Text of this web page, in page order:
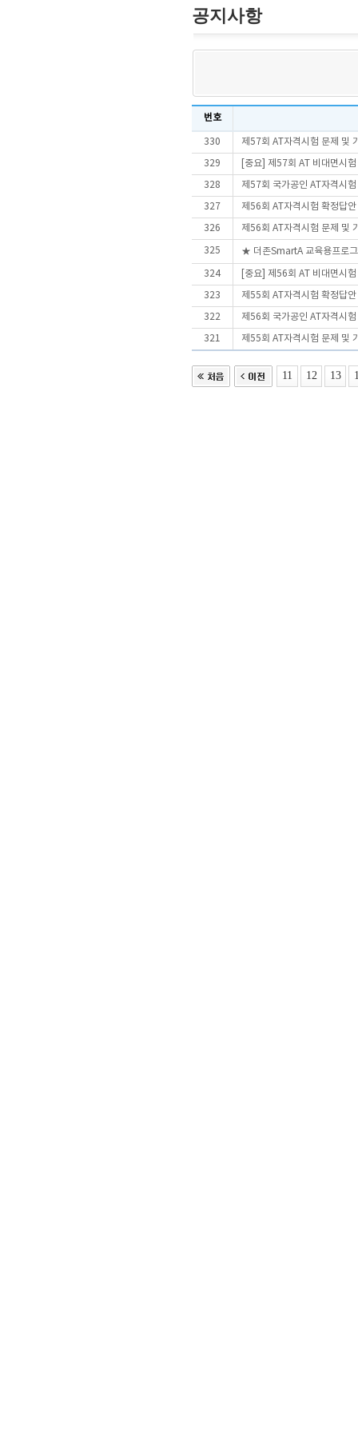
공지사항
번호
330 제57회 AT자격시험 문제 및
329 [중요] 제57회 AT 비대면시
328 제57회 국가공인 AT자격시
327 제56회 AT자격시험 확정답
326 제56회 AT자격시험 문제 및
325 ★ 더존SmartA 교육용프로
324 [중요] 제56회 AT 비대면시
323 제55회 AT자격시험 확정답
322 제56회 국가공인 AT자격시
321 제55회 AT자격시험 문제 및
11 12 13